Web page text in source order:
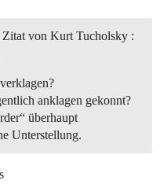
Zitat von Kurt Tucholsky :
anklagen gekonnt?
überhaupt
Unterstellung.